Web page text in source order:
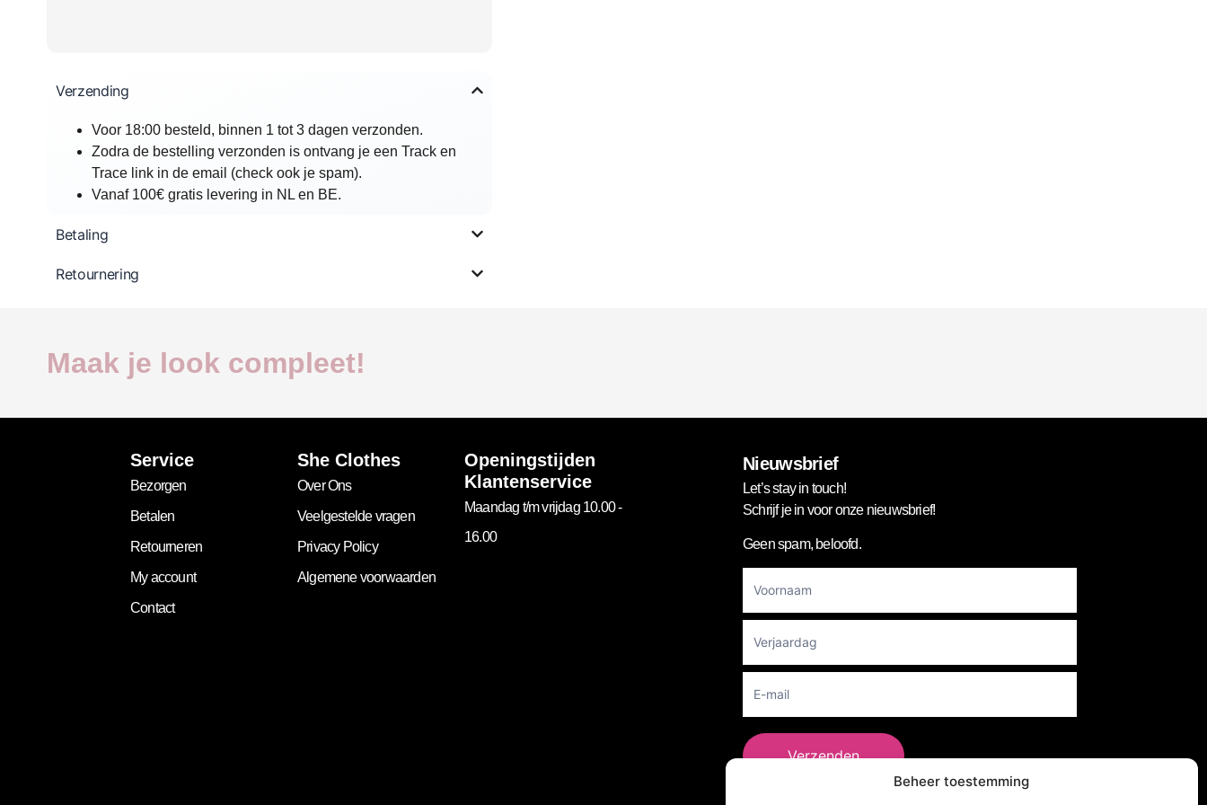
Beheer toestemming
Verzending
Voor 18:00 besteld, binnen 1 tot 3 dagen verzonden.
Zodra de bestelling verzonden is ontvang je een Track en
Trace link in de email (check ook je spam).
Vanaf 100€ gratis levering in NL en BE.
Betaling
Retournering
Maak je look compleet!
Service
Bezorgen
Betalen
Retourneren
My account
Contact
She Clothes
Over Ons
Veelgestelde vragen
Privacy Policy
Algemene voorwaarden
Openingstijden
Klantenservice
Maandag t/m vrijdag 10.00 -
16.00
Nieuwsbrief
Let’s stay in touch!
Schrijf je in voor onze nieuwsbrief!
Geen spam, beloofd.
Newsletter
Verzenden